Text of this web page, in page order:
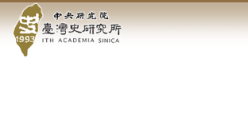
到中
央